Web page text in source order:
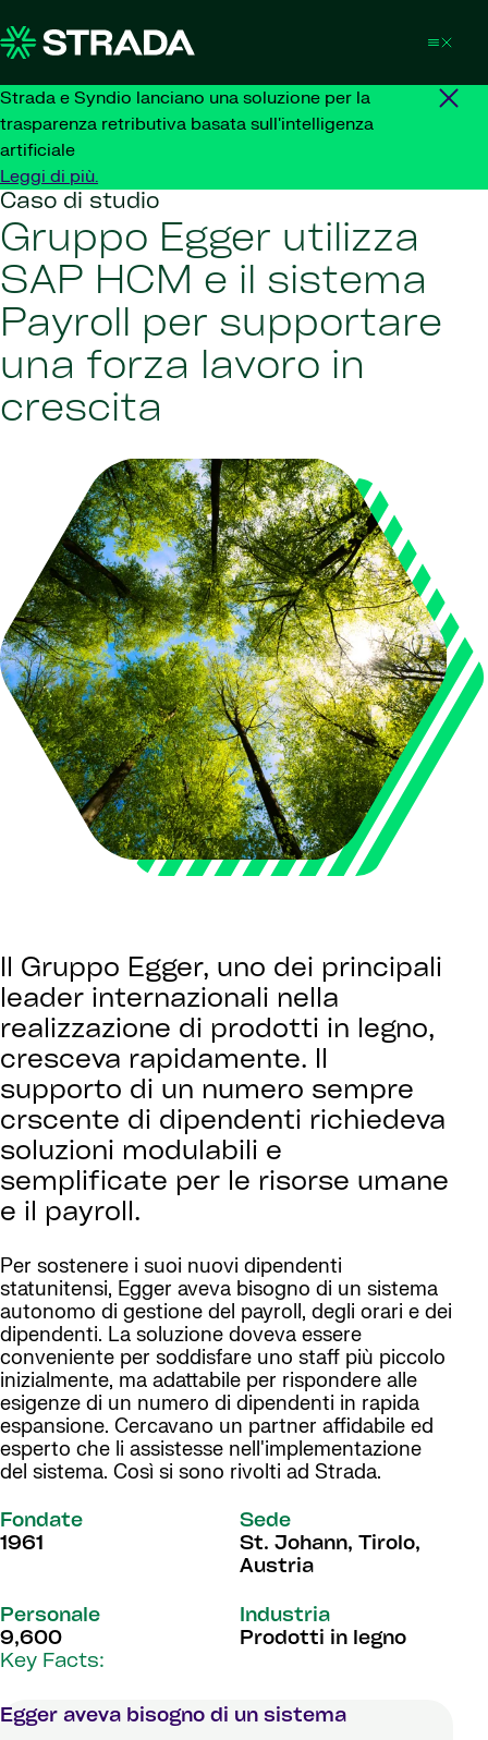
Strada e Syndio lanciano una soluzione per la
trasparenza retributiva basata sull'intelligenza
artificiale
Leggi di più.
Caso di studio
Gruppo Egger utilizza
SAP HCM e il sistema
Payroll per supportare
una forza lavoro in
crescita
Il Gruppo Egger, uno dei principali
leader internazionali nella
realizzazione di prodotti in legno,
cresceva rapidamente. Il
supporto di un numero sempre
crscente di dipendenti richiedeva
soluzioni modulabili e
semplificate per le risorse umane
e il payroll.
Per sostenere i suoi nuovi dipendenti
statunitensi, Egger aveva bisogno di un sistema
autonomo di gestione del payroll, degli orari e dei
dipendenti. La soluzione doveva essere
conveniente per soddisfare uno staff più piccolo
inizialmente, ma adattabile per rispondere alle
esigenze di un numero di dipendenti in rapida
espansione. Cercavano un partner affidabile ed
esperto che li assistesse nell'implementazione
del sistema. Così si sono rivolti ad Strada.
Fondate
1961
Sede
St. Johann, Tirolo,
Austria
Personale
9,600
Industria
Prodotti in legno
Key Facts:
Egger aveva bisogno di un sistema